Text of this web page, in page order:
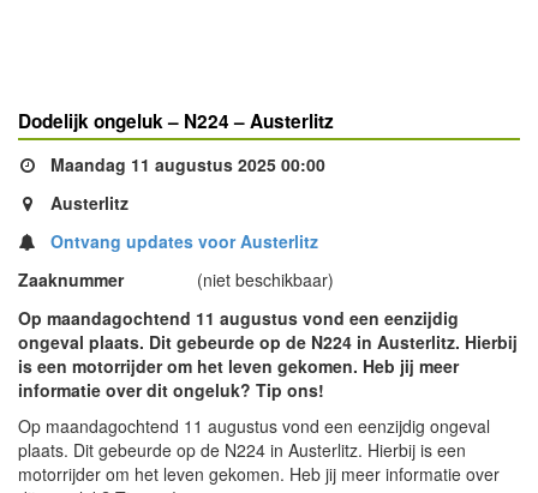
Dodelijk ongeluk – N224 – Austerlitz
Maandag 11 augustus 2025 00:00
Austerlitz
Ontvang updates voor Austerlitz
Zaaknummer
(niet beschikbaar)
Op maandagochtend 11 augustus vond een eenzijdig
ongeval plaats. Dit gebeurde op de N224 in Austerlitz. Hierbij
is een motorrijder om het leven gekomen. Heb jij meer
informatie over dit ongeluk? Tip ons!
Op maandagochtend 11 augustus vond een eenzijdig ongeval
plaats. Dit gebeurde op de N224 in Austerlitz. Hierbij is een
motorrijder om het leven gekomen. Heb jij meer informatie over